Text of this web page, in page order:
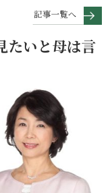
記事一覧へ
たいと母は言